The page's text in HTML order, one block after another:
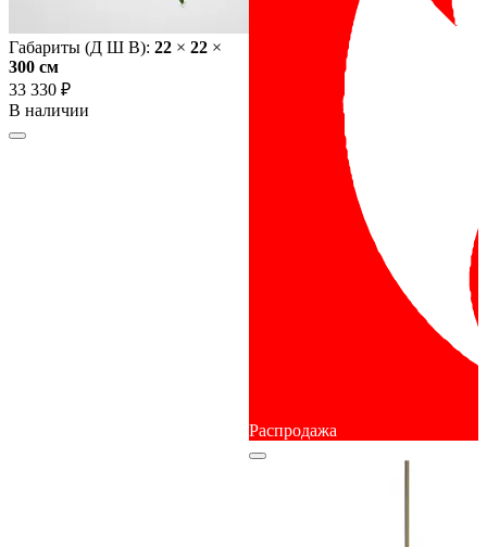
Габариты (Д Ш В): 22 × 22 ×
300 cм
33 330 ₽
В наличии
Распродажа